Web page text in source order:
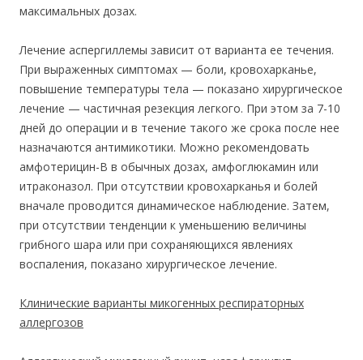
максимальных дозах.
Лечение аспергиллемы зависит от варианта ее течения.
При выраженных симптомах — боли, кровохарканье,
повышение температуры тела — показано хирургическое
лечение — частичная резекция легкого. При этом за 7-10
дней до операции и в течение такого же срока после нее
назначаются антимикотики. Можно рекомендовать
амфотерицин-В в обычных дозах, амфоглюкамин или
итраконазол. При отсутствии кровохарканья и болей
вначале проводится динамическое наблюдение. Затем,
при отсутствии тенденции к уменьшению величины
грибного шара или при сохраняющихся явлениях
воспаления, показано хирургическое лечение.
Клинические варианты микогенных респираторных
аллергозов